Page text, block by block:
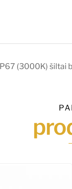
(3000K) šiltai